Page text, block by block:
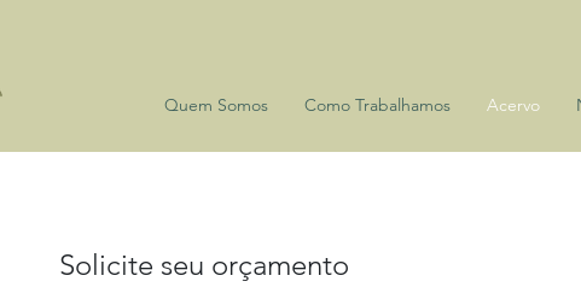
Quem Somos Como Trabalhamos Acervo
Solicite seu orçamento